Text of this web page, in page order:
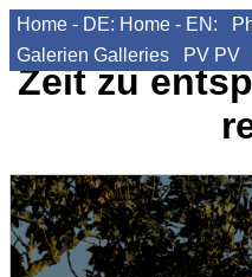
Home - DE: Home - EN:
Galerien Galleries PV PV
Zeit zu